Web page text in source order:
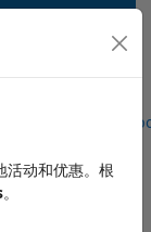
Hardware
活动和优惠。根
。